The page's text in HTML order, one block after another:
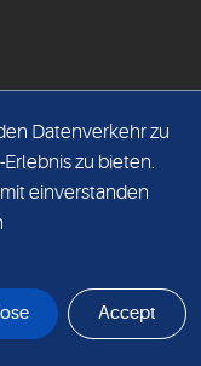
Datenverkehr zu
zu bieten.
einverstanden
Accept